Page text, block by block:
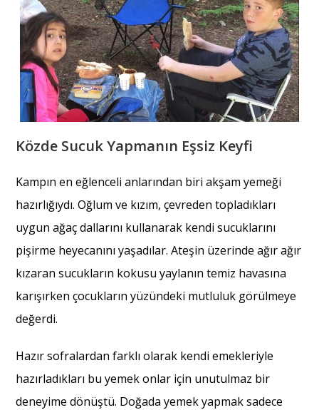
Közde Sucuk Yapmanın Eşsiz Keyfi
Kampın en eğlenceli anlarından biri akşam yemeği
hazırlığıydı. Oğlum ve kızım, çevreden topladıkları
uygun ağaç dallarını kullanarak kendi sucuklarını
pişirme heyecanını yaşadılar. Ateşin üzerinde ağır ağır
kızaran sucukların kokusu yaylanın temiz havasına
karışırken çocukların yüzündeki mutluluk görülmeye
değerdi.
Hazır sofralardan farklı olarak kendi emekleriyle
hazırladıkları bu yemek onlar için unutulmaz bir
deneyime dönüştü. Doğada yemek yapmak sadece